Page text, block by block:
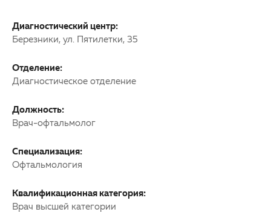
Диагностический центр:
Березники, ул. Пятилетки, 35
Отделение:
Диагностическое отделение
Должность:
Врач-офтальмолог
Специализация:
Офтальмология
Квалификационная категория:
Врач высшей категории